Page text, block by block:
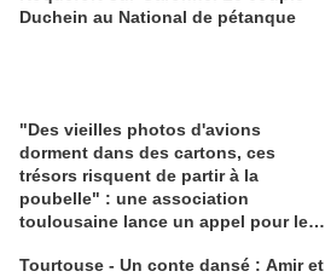
Duchein au National de pétanque
"Des vieilles photos d'avions
dorment dans des cartons, ces
trésors risquent de partir à la
poubelle" : une association
toulousaine lance un appel pour les
Tourtouse - Un conte dansé : Amir et